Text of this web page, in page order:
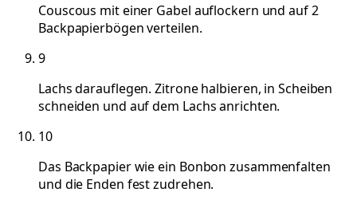
Couscous mit einer Gabel auflockern und auf 2
Backpapierbögen verteilen.
9
Lachs darauflegen. Zitrone halbieren, in Scheiben
schneiden und auf dem Lachs anrichten.
10
Das Backpapier wie ein Bonbon zusammenfalten
und die Enden fest zudrehen.